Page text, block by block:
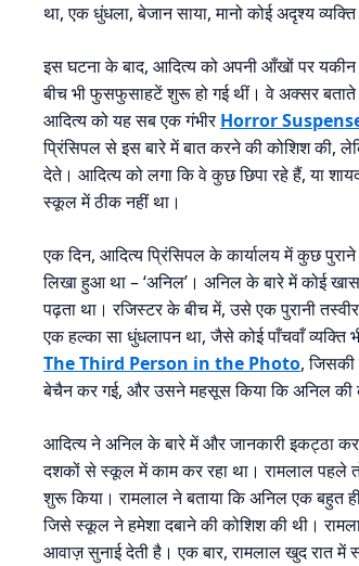
था, एक धुंधला, बेजान साया, मानो कोई अदृश्य व्यक्ति
इस घटना के बाद, आदित्य को अपनी आँखों पर
बीच भी फुसफुसाहटें शुरू हो गई थीं। वे अक्सर बताते
आदित्य को यह सब एक गंभीरHorror
प्रिंसिपल से इस बारे में बात करने की कोशिश की,
देते। आदित्य को लगा कि वे कुछ छिपा रहे हैं, या
स्कूल में ठीक नहीं था।
एक दिन, आदित्य प्रिंसिपल के कार्यालय में कुछ
लिखा हुआ था – ‘अनिल’। अनिल के बारे में कोई
पढ़ता था। रजिस्टर के बीच में, उसे एक पुरानी
एक हल्का सा धुंधलापन था, जैसे कोई पाँचवाँ व्यक्ति
The Third Person in the Photo, जिसकी
बेचैन कर गई, और उसने महसूस किया कि अनिल की
आदित्य ने अनिल के बारे में और जानकारी इकट्ठा
दशकों से स्कूल में काम कर रहा था। रामलाल पहले
शुरू किया। रामलाल ने बताया कि अनिल एक बहुत
जिसे स्कूल ने हमेशा दबाने की कोशिश की थी।
आवाज़ सुनाई देती है। एक बार, रामलाल खुद रात